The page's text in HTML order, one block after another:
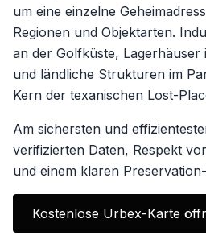
um eine einzelne
Regionen und Objektarten.
an der Golfküste,
und ländliche Strukturen im
Kern der texanischen Lost-
Am sichersten und
verifizierten Daten, Respekt
und einem klaren
Kostenlose Urbex-Karte